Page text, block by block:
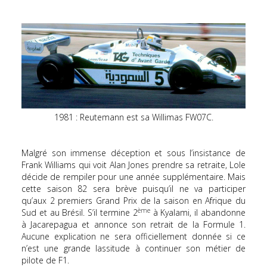
1981 : Reutemann est sa Willimas FW07C.
Malgré son immense déception et sous l’insistance de
Frank Williams qui voit Alan Jones prendre sa retraite, Lole
décide de rempiler pour une année supplémentaire. Mais
cette saison 82 sera brève puisqu’il ne va participer
qu’aux 2 premiers Grand Prix de la saison en Afrique du
Sud et au Brésil. S’il termine 2èmeà Kyalami, il abandonne
à Jacarepagua et annonce son retrait de la Formule 1.
Aucune explication ne sera officiellement donnée si ce
n’est une grande lassitude à continuer son métier de
pilote de F1.